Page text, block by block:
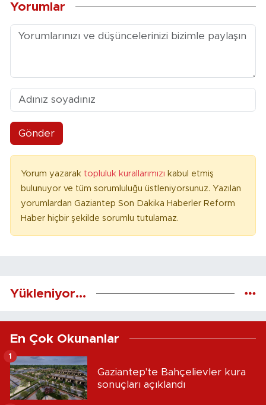
Yorumlar
Gönder
Yorum yazarak topluluk kurallarımızı kabul etmiş
bulunuyor ve tüm sorumluluğu üstleniyorsunuz. Yazılan
yorumlardan Gaziantep Son Dakika Haberler Reform
Haber hiçbir şekilde sorumlu tutulamaz.
Yükleniyor...
En Çok Okunanlar
Gaziantep'te Bahçelievler kura
sonuçları açıklandı
1